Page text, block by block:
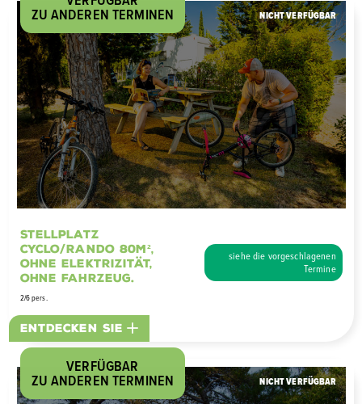
NICHT VERFÜGBAR
ZU ANDEREN TERMINEN
Stellplatz
Cyclo/rando 80m²,
ohne Elektrizität,
ohne Fahrzeug.
2/6 pers.
siehe die vorgeschlagenen
Termine
Entdecken Sie
NICHT VERFÜGBAR
VERFÜGBAR
ZU ANDEREN TERMINEN